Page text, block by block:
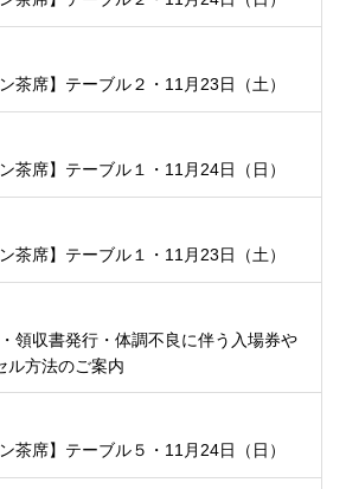
茶席】テーブル２・11月23日（土）
茶席】テーブル１・11月24日（日）
茶席】テーブル１・11月23日（土）
領収書発行・体調不良に伴う入場券や
ル方法のご案内
茶席】テーブル５・11月24日（日）